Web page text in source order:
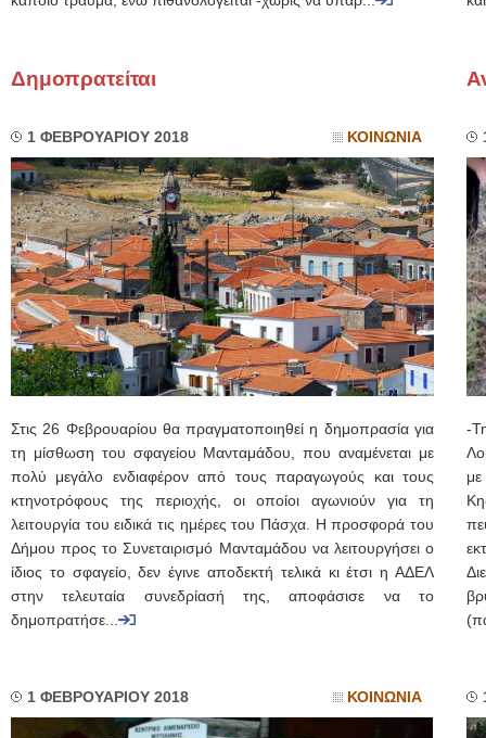
Δημοπρατείται
1 ΦΕΒΡΟΥΑΡΙΟΥ 2018 ΚΟΙΝΩΝΙΑ
Στις 26 Φεβρουαρίου θα πραγματοποιηθεί η δημοπρασία για
τη μίσθωση του σφαγείου Μανταμάδου, που αναμένεται με
πολύ μεγάλο ενδιαφέρον από τους παραγωγούς και τους
κτηνοτρόφους της περιοχής, οι οποίοι αγωνιούν για τη
λειτουργία του ειδικά τις ημέρες του Πάσχα. Η προσφορά του
Δήμου προς το Συνεταιρισμό Μανταμάδου να λειτουργήσει ο
ίδιος το σφαγείο, δεν έγινε αποδεκτή τελικά κι έτσι η ΑΔΕΛ
στην τελευταία συνεδρίασή της, αποφάσισε να το
δημοπρατήσε...
-
1 ΦΕΒΡΟΥΑΡΙΟΥ 2018 ΚΟΙΝΩΝΙΑ